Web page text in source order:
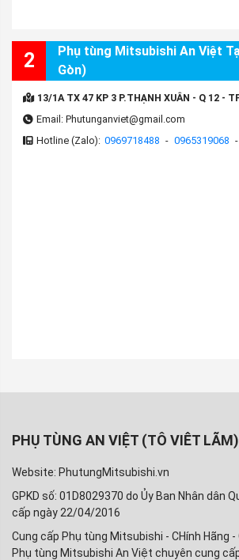
2
Phụ tùng Mitsubishi An Việt
Gòn)
13/1A TX 47 KP 3 P.THẠNH XUÂN - Q 12 -
Email: Phutunganviet@gmail.com
Hotline (Zalo): 0969718488 - 0965319068 -
PHỤ TÙNG AN VIỆT (TÔ VIÊT LÃM)
Website: PhutungMitsubishi.vn
GPKD số: 01D8029370 do Ủy Ban Nhân dân
cấp ngày 22/04/2016
Cung cấp Phụ tùng Mitsubishi - CHính Hãng -
Phụ tùng Mitsubishi An Việt chuyên cung